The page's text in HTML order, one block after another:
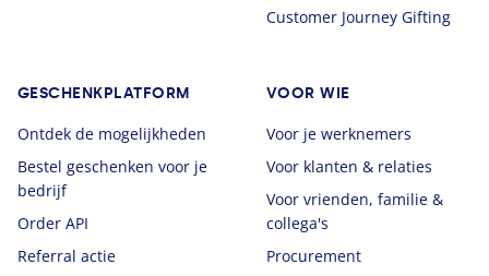
Customer Journey Gifting
GESCHENKPLATFORM
Ontdek de mogelijkheden
Bestel geschenken voor je
bedrijf
Order API
Referral actie
VOOR WIE
Voor je werknemers
Voor klanten & relaties
Voor vrienden, familie &
collega's
Procurement